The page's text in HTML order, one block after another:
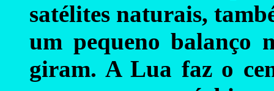
satélites naturais,
um pequeno balanço
giram. A Lua faz o